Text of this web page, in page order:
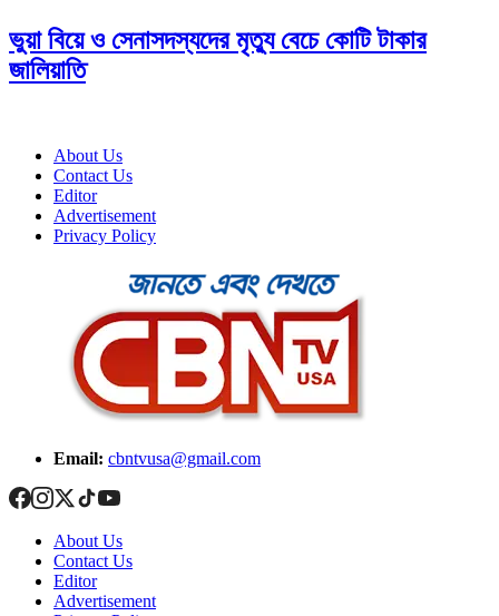
ভুয়া বিয়ে ও সেনাসদস্যদের মৃত্যু বেচে কোটি টাকার
জালিয়াতি
About Us
Contact Us
Editor
Advertisement
Privacy Policy
Email: cbntvusa@gmail.com
About Us
Contact Us
Editor
Advertisement